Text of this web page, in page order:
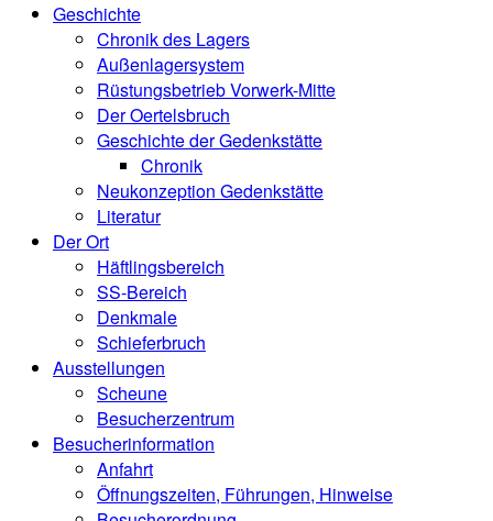
Geschichte
Chronik des Lagers
Außenlagersystem
Rüstungsbetrieb Vorwerk-Mitte
Der Oertelsbruch
Geschichte der Gedenkstätte
Chronik
Neukonzeption Gedenkstätte
Literatur
Der Ort
Häftlingsbereich
SS-Bereich
Denkmale
Schieferbruch
Ausstellungen
Scheune
Besucherzentrum
Besucherinformation
Anfahrt
Öffnungszeiten, Führungen, Hinweise